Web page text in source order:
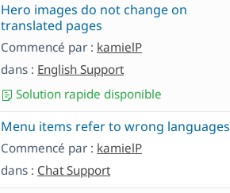
Hero images do not change on
translated pages
Commencé par : kamielP
dans : English Support
Solution rapide disponible
Menu items refer to wrong languages
Commencé par : kamielP
dans : Chat Support